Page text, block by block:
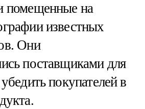
помещенные на
известных
Они
поставщиками для
покупателей в